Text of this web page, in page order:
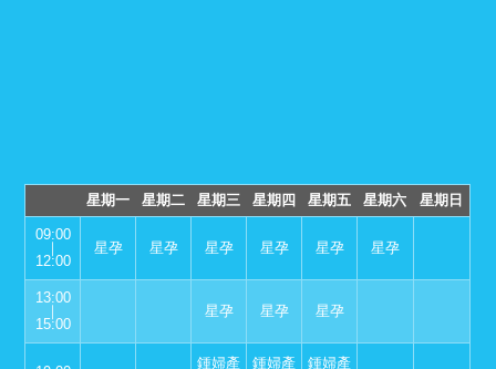
星期一 星期二 星期三 星期四 星期五 星期六 星期日
09:00
｜
12:00
星孕 星孕 星孕 星孕 星孕 星孕
13:00
｜
15:00
星孕 星孕 星孕
鍾婦產 鍾婦產 鍾婦產